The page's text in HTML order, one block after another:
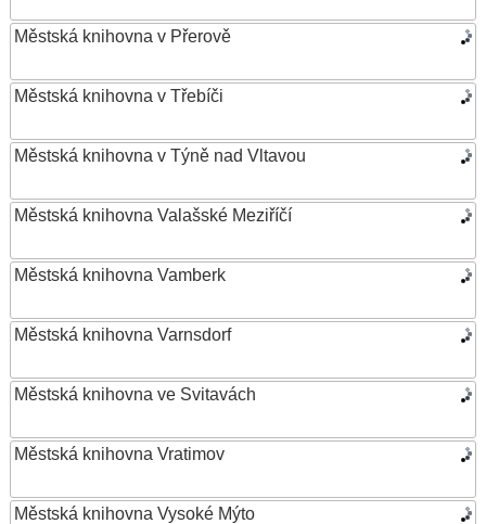
Městská knihovna v Přerově
Městská knihovna v Třebíči
Městská knihovna v Týně nad Vltavou
Městská knihovna Valašské Meziříčí
Městská knihovna Vamberk
Městská knihovna Varnsdorf
Městská knihovna ve Svitavách
Městská knihovna Vratimov
Městská knihovna Vysoké Mýto